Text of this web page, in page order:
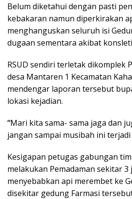
Belum diketahui dengan pasti
kebakaran namun diperkirakan
menghanguskan seluruh isi
dugaan sementara akibat
RSUD sendiri terletak dikomplek
desa Mantaren 1 Kecamatan
mendengar laporan tersebut
lokasi kejadian.
“Mari kita sama- sama jaga dan
jangan sampai musibah ini terjadi
Kesigapan petugas gabungan
melakukan Pemadaman sekitar
menyebabkan api merembet ke
disekitar gedung Farmasi